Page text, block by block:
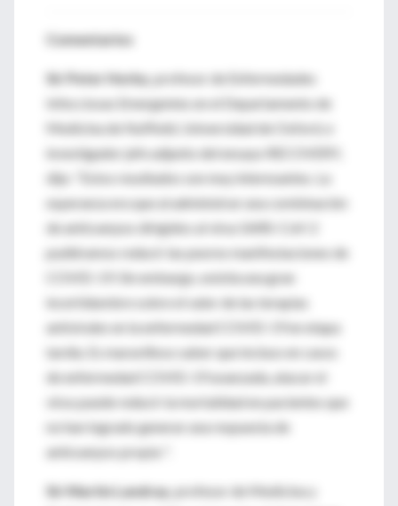
Comentarios
Sir Peter Horby, profesor de Enfermedades
Infecciosas Emergentes en el Departamento de
Medicina de Nuffield, Universidad de Oxford, e
investigador jefe adjunto del ensayo RECOVERY,
dijo: “Estos resultados son muy interesantes. La
esperanza era que al administrar una combinación
de anticuerpos dirigidos al virus SARS-CoV-2
pudiéramos reducir las peores manifestaciones de
COVID-19. Sin embargo, existía una gran
incertidumbre sobre el valor de las terapias
antivirales en la enfermedad COVID-19 en etapa
tardía. Es maravilloso saber que incluso en casos
de enfermedad COVID-19 avanzada, atacar el
virus puede reducir la mortalidad en pacientes que
no han logrado generar una respuesta de
anticuerpos propia ".
Sir Martin Landray, profesor de Medicina y